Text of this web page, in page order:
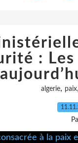
:
algerie, paix,